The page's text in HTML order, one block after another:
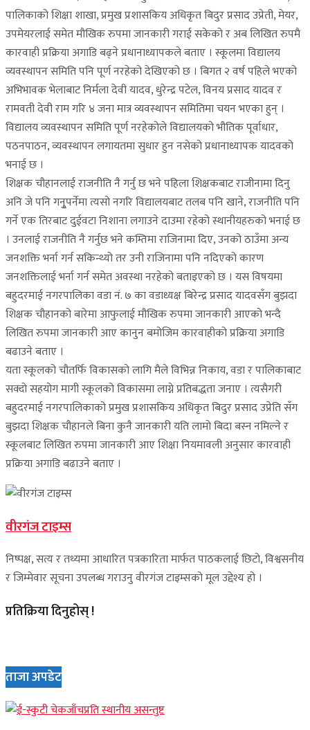
पालिकाको शिक्षा शाखा, प्रमुख प्रशासकिय अधिकृत बिदुर प्रसाद उप्रेती, मेयर,
उपमेयरलाई समेत मौखिक रुपमा जानकारी गराई सकेको र अब लिखित रुपमै
कारवाही प्रक्रिया अगाडि बढ्ने प्रधानाध्यापकले बताए । स्कूलमा विद्यालय
व्यवस्थापन समिति पनि पूर्ण नरहेको देखिएको छ । बिगत २ वर्ष पहिले भएको
अभिभावक भेलाबाट निर्मला देवी यादव, धुरेन्द्र पटेल, विनय प्रसाद यादव र
रामवती देवी राम गरि ४ जना मात्र व्यवस्थापन समितिमा चयन भएका हुन् ।
विद्यालय व्यवस्थापन समिति पूर्ण नरहेकोले विद्यालयको भौतिक पूर्वाधार,
पठनपाठन, व्यवस्थापन लगायतमा सुधार हुन नसेको प्रधानाध्यापक यादवको
भनाई छ ।
शिक्षक चौहानलाई राजनीति नै गर्नु छ भने पहिला शिक्षकबाट राजीनामा दिनु
अनि जे पनि गनुृपर्नेमा त्यसो नगरि विद्यालयबाट तलब पनि खाने, राजनीति पनि
गर्ने एक तिरबाट दुईवटा निशाना लगाउने दाउमा रहेको स्थानीयहरुको भनाई छ
। उनलाई राजनीति नै गर्नुछ भने कम्तिमा राजिनामा दिए, उनको ठाउँमा अन्य
जनशक्ति भर्ना गर्न सकिन्थ्यो तर उनी राजिनामा पनि नदिएको कारण
जनशक्तिलाई भर्ना गर्न समेत अवस्था नरहेको बताइएको छ । यस विषयमा
बहुदरमाई नगरपालिका वडा नं. ७ का वडाध्यक्ष बिरेन्द्र प्रसाद यादवसँग बुझदा
शिक्षक चौहानको बारेमा आफुलाई मौखिक रुपमा जानकारी आएको भन्दै
लिखित रुपमा जानकारी आए कानुन बमोजिम कारवाहीको प्रक्रिया अगाडि
बढाउने बताए ।
यता स्कूलको चौतर्फि विकासको लागि मैले विभिन्न निकाय, वडा र पालिकाबाट
सक्दो सहयोग मागी स्कूलको विकासमा लाग्ने प्रतिबद्धता जनाए । त्यसैगरी
बहुदरमाई नगरपालिकाको प्रमुख प्रशासकिय अधिकृत बिदुर प्रसाद उप्रेति सँग
बुझदा शिक्षक चौहानले बिना कुनै जानकारी यति लामो बिदा बस्न नमिल्ने र
स्कूलबाट लिखित रुपमा जानकारी आए शिक्षा नियमावली अनुसार कारवाही
प्रक्रिया अगाडि बढाउने बताए ।
वीरगंज टाइम्स
निष्पक्ष, सत्य र तथ्यमा आधारित पत्रकारिता मार्फत पाठकलाई छिटो, विश्वसनीय
र जिम्मेवार सूचना उपलब्ध गराउनु वीरगंज टाइम्सको मूल उद्देश्य हो ।
प्रतिक्रिया दिनुहोस् !
ताजा अपडेट